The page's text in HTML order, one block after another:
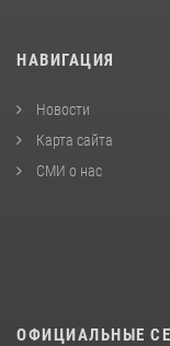
НАВИГАЦИЯ
Новости
Карта сайта
СМИ о нас
ОФИЦИАЛЬНЫЕ